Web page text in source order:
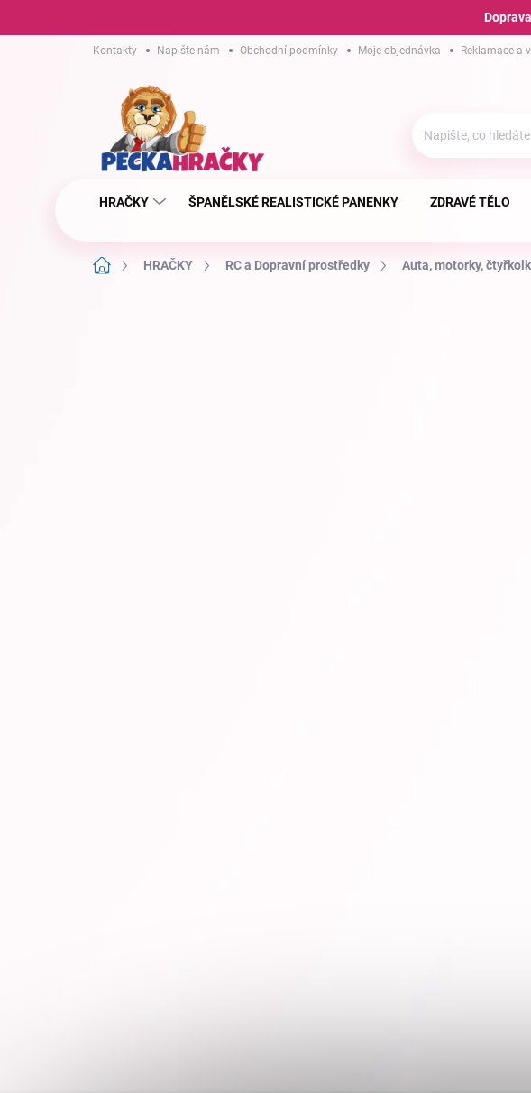
Kontakty Napište nám Obchodní podmínky Moje objednávka Reklamace a
HRAČKY ŠPANĚLSKÉ REALISTICKÉ PANENKY ZDRAVÉ TĚLO
Domů HRAČKY RC a Dopravní prostředky Auta, motorky,